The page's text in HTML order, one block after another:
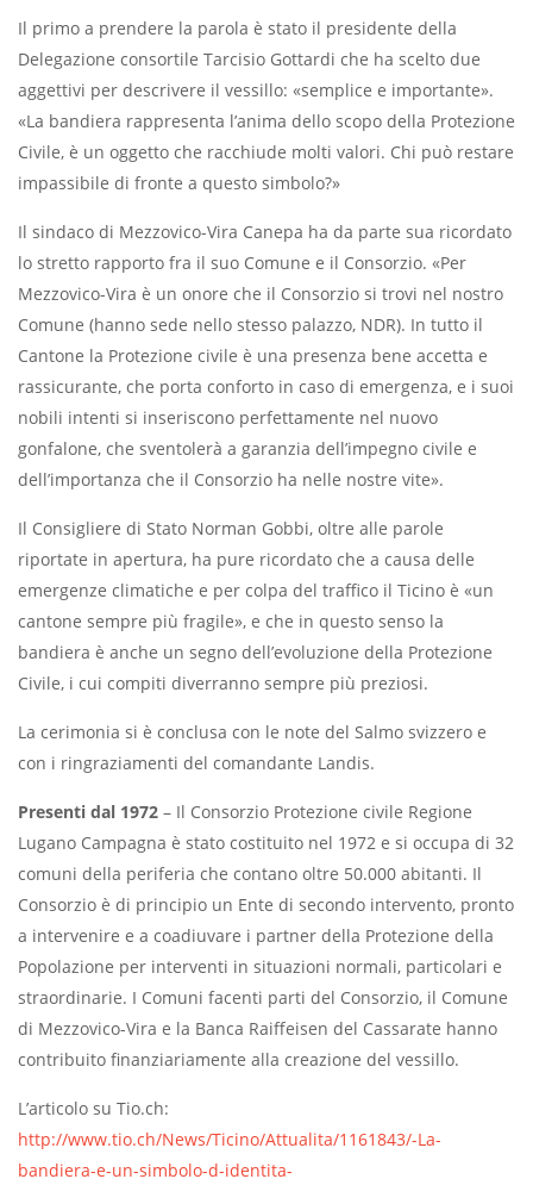
Il primo a prendere la parola è stato il presidente della
Delegazione consortile Tarcisio Gottardi che ha scelto due
aggettivi per descrivere il vessillo: «semplice e importante».
«La bandiera rappresenta l’anima dello scopo della Protezione
Civile, è un oggetto che racchiude molti valori. Chi può restare
impassibile di fronte a questo simbolo?»
Il sindaco di Mezzovico-Vira Canepa ha da parte sua ricordato
lo stretto rapporto fra il suo Comune e il Consorzio. «Per
Mezzovico-Vira è un onore che il Consorzio si trovi nel nostro
Comune (hanno sede nello stesso palazzo, NDR). In tutto il
Cantone la Protezione civile è una presenza bene accetta e
rassicurante, che porta conforto in caso di emergenza, e i suoi
nobili intenti si inseriscono perfettamente nel nuovo
gonfalone, che sventolerà a garanzia dell’impegno civile e
dell’importanza che il Consorzio ha nelle nostre vite».
Il Consigliere di Stato Norman Gobbi, oltre alle parole
riportate in apertura, ha pure ricordato che a causa delle
emergenze climatiche e per colpa del traffico il Ticino è «un
cantone sempre più fragile», e che in questo senso la
bandiera è anche un segno dell’evoluzione della Protezione
Civile, i cui compiti diverranno sempre più preziosi.
La cerimonia si è conclusa con le note del Salmo svizzero e
con i ringraziamenti del comandante Landis.
Presenti dal 1972 – Il Consorzio Protezione civile Regione
Lugano Campagna è stato costituito nel 1972 e si occupa di 32
comuni della periferia che contano oltre 50.000 abitanti. Il
Consorzio è di principio un Ente di secondo intervento, pronto
a intervenire e a coadiuvare i partner della Protezione della
Popolazione per interventi in situazioni normali, particolari e
straordinarie. I Comuni facenti parti del Consorzio, il Comune
di Mezzovico-Vira e la Banca Raiffeisen del Cassarate hanno
contribuito finanziariamente alla creazione del vessillo.
L’articolo su Tio.ch:
http://www.tio.ch/News/Ticino/Attualita/1161843/-La-
bandiera-e-un-simbolo-d-identita-